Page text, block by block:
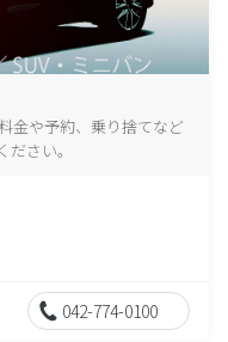
金や予約、乗り捨てなど
さい。
042-774-0100